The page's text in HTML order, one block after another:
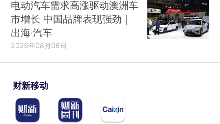
电动汽车需求高涨驱动澳洲车
市增长 中国品牌表现强劲｜
出海·汽车
2026年08月06日
财新移动